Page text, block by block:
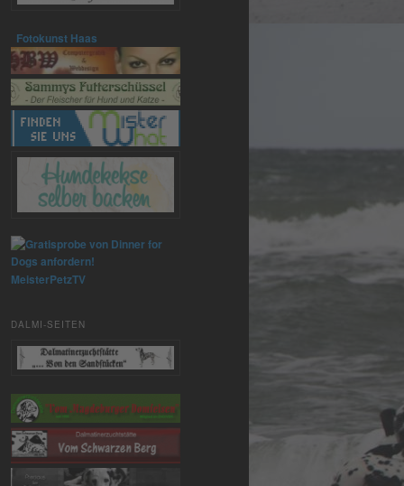
Fotokunst Haas
MeisterPetzTV
DALMI-SEITEN